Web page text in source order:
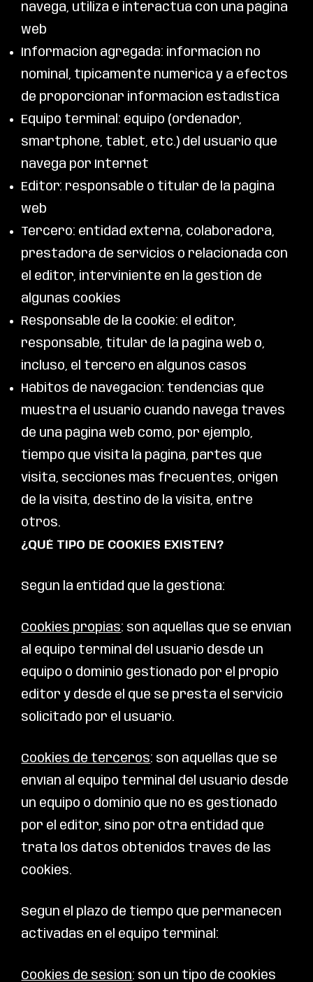
navega, utiliza e interactúa con una página
web
Información agregada: información no
nominal, típicamente numérica y a efectos
de proporcionar información estadística
Equipo terminal: equipo (ordenador,
smartphone, tablet, etc.) del usuario que
navega por Internet
Editor: responsable o titular de la página
web
Tercero: entidad externa, colaboradora,
prestadora de servicios o relacionada con
el editor, interviniente en la gestión de
algunas cookies
Responsable de la cookie: el editor,
responsable, titular de la página web o,
incluso, el tercero en algunos casos
Hábitos de navegación: tendencias que
muestra el usuario cuando navega través
de una página web como, por ejemplo,
tiempo que visita la página, partes que
visita, secciones más frecuentes, origen
de la visita, destino de la visita, entre
otros.
¿QUÉ TIPO DE COOKIES EXISTEN?
Según la entidad que la gestiona:
Cookies propias: son aquéllas que se envían
al equipo terminal del usuario desde un
equipo o dominio gestionado por el propio
editor y desde el que se presta el servicio
solicitado por el usuario.
Cookies de terceros: son aquéllas que se
envían al equipo terminal del usuario desde
un equipo o dominio que no es gestionado
por el editor, sino por otra entidad que
trata los datos obtenidos través de las
cookies.
Según el plazo de tiempo que permanecen
activadas en el equipo terminal:
Cookies de sesión: son un tipo de cookies